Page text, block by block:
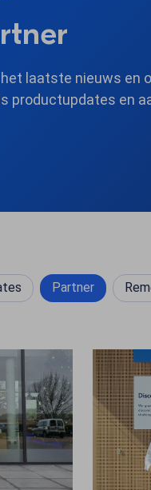
laatste nieuws en
productupdates en
Partner